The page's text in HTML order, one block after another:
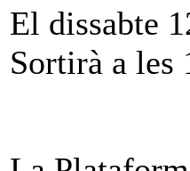
El dissabte
Sortirà a les